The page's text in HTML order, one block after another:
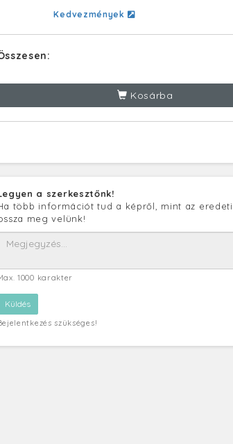
Kedvezmények
Kosárba
a szerkesztőnk!
több információt tud a képről, mint az eredeti
meg velünk!
1000 karakter
szükséges!